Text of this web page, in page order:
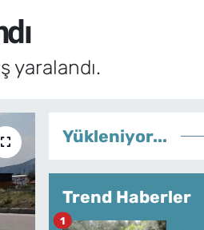
yaralandı.
Yükleniyor...
Trend Haberler
1